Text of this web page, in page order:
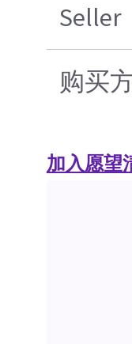
Seller
购买
加入愿望